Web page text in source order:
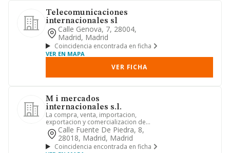
Telecomunicaciones
internacionales sl
Calle Genova, 7, 28004,
Madrid, Madrid
Coincidencia encontrada en ficha
VER EN MAPA
VER FICHA
M i mercados
internacionales s.l.
La compra, venta, importacion,
exportacion y comercializacion de
toda clase de productos alimentari...
Calle Fuente De Piedra, 8,
28018, Madrid, Madrid
Coincidencia encontrada en ficha